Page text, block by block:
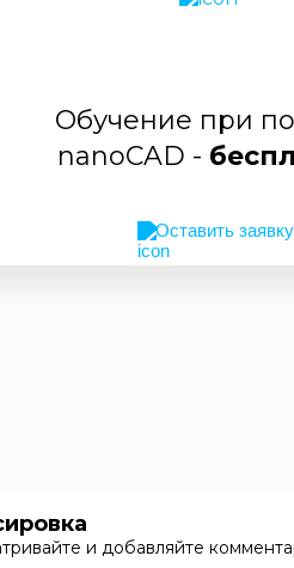
Обучение при
nanoCAD -
Оставить заявку
и добавляйте